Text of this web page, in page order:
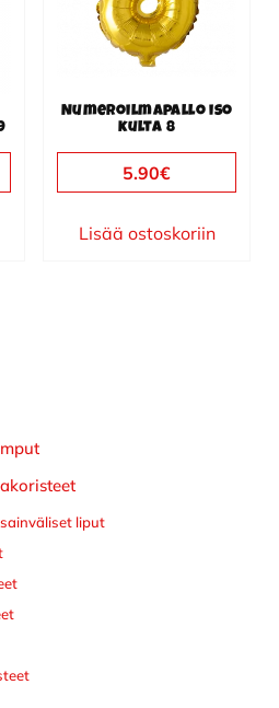
Numeroilmapallo iso
kulta 8
5.90€
Lisää ostoskoriin
liput